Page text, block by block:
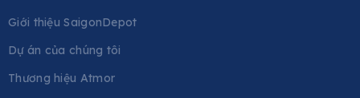
Giới thiệu SaigonDepot
Dự án của chúng tôi
Thương hiệu Atmor